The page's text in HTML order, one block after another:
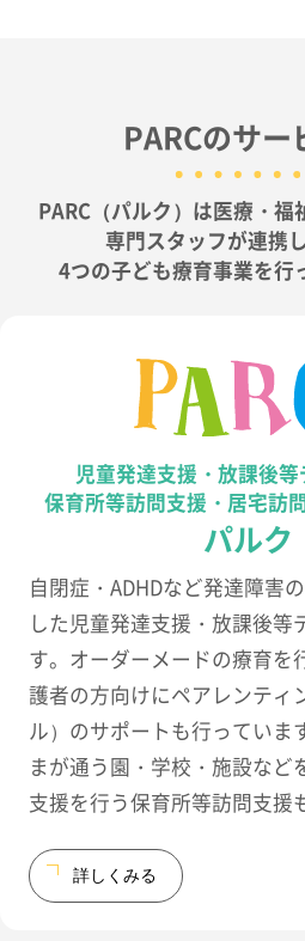
PARCのサー
PARC（パルク）は医療・福
専門スタッフが連携
4つの子ども療育事業を行
児童発達支援・放課後
保育所等訪問支援・居宅訪
パルク
自閉症・ADHDなど発達障害
した児童発達支援・放課後等
す。オーダーメードの療育を
護者の方向けにペアレンティ
ル）のサポートも行っていま
まが通う園・学校・施設など
支援を行う保育所等訪問支援
詳しくみる